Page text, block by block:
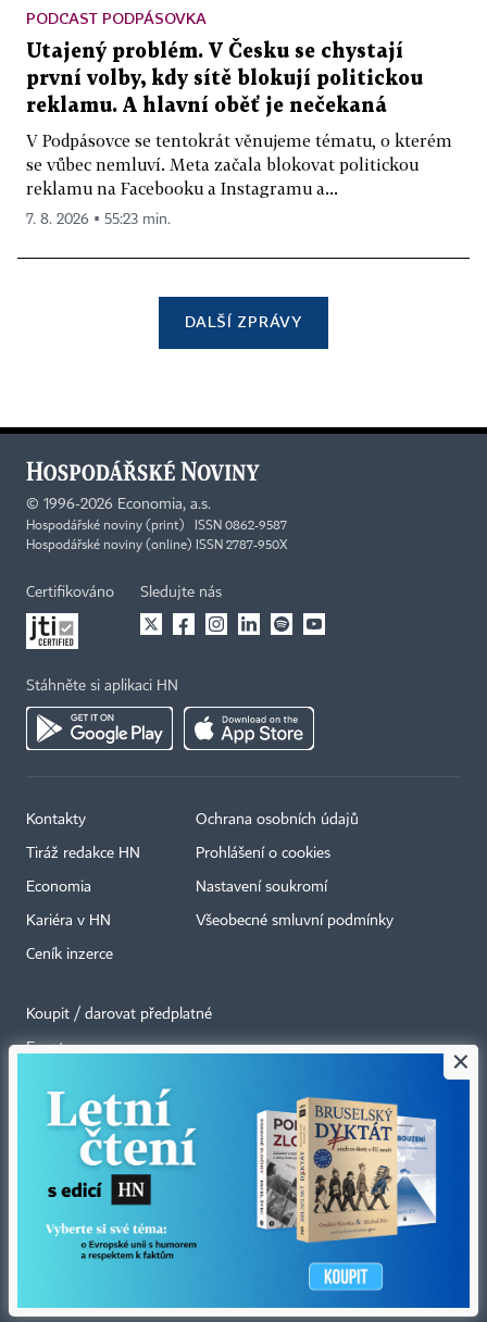
PODCAST PODPÁSOVKA
Utajený problém. V Česku se chystají
první volby, kdy sítě blokují politickou
reklamu. A hlavní oběť je nečekaná
V Podpásovce se tentokrát věnujeme tématu, o kterém
se vůbec nemluví. Meta začala blokovat politickou
reklamu na Facebooku a Instagramu a...
7. 8. 2026 ▪ 55:23 min.
DALŠÍ ZPRÁVY
© 1996-2026 Economia, a.s.
Hospodářské noviny (print) ISSN 0862-9587
Hospodářské noviny (online) ISSN 2787-950X
Certifikováno Sledujte nás
Stáhněte si aplikaci HN
Kontakty
Tiráž redakce HN
Economia
Kariéra v HN
Ceník inzerce
Ochrana osobních údajů
Prohlášení o cookies
Nastavení soukromí
Všeobecné smluvní podmínky
Koupit / darovat předplatné
Eventy
RSS kanály
Autorská práva vykonává vydavatel. Bez písemného svolení vydavatele je
zakázáno jakékoli užití částí nebo celku díla, zejména rozmnožování a šíření
jakýmkoli způsobem, mechanickým nebo elektronickým, v českém nebo
jiném jazyce. Bez souhlasu vydavatele je zakázáno též rozmnožování
obsahu pro účely automatizované analýzy textů nebo dat
×